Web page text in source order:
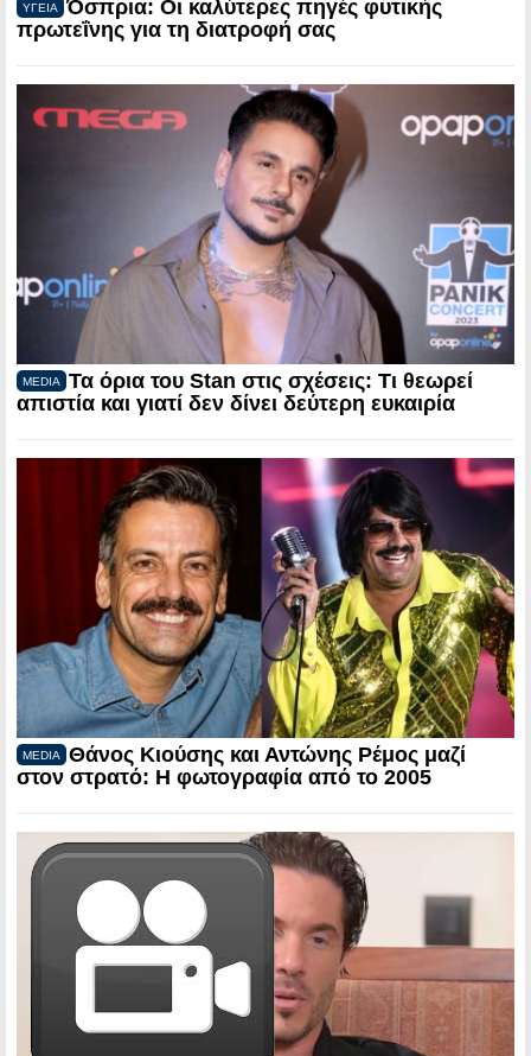
ΥΓΕΙΑ
Όσπρια: Οι καλύτερες πηγές φυτικής
πρωτεΐνης για τη διατροφή σας
MEDIA
Τα όρια του Stan στις σχέσεις: Τι θεωρεί
απιστία και γιατί δεν δίνει δεύτερη ευκαιρία
MEDIA
Θάνος Κιούσης και Αντώνης Ρέμος μαζί
στον στρατό: Η φωτογραφία από το 2005